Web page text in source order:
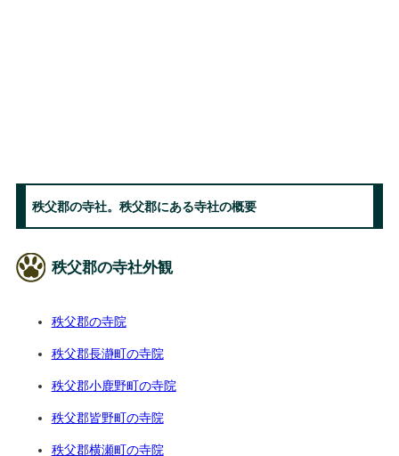
秩父郡の寺社。秩父郡にある寺社の概要
秩父郡の寺社外観
秩父郡の寺院
秩父郡長瀞町の寺院
秩父郡小鹿野町の寺院
秩父郡皆野町の寺院
秩父郡横瀬町の寺院